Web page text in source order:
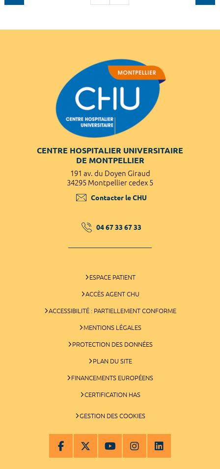
CENTRE HOSPITALIER UNIVERSITAIRE
DE MONTPELLIER
191 av. du Doyen Giraud
34295 Montpellier cedex 5
Contacter le CHU
04 67 33 67 33
ESPACE PATIENT
ACCÈS AGENT CHU
ACCESSIBILITÉ : PARTIELLEMENT CONFORME
MENTIONS LÉGALES
PROTECTION DES DONNÉES
PLAN DU SITE
FINANCEMENTS EUROPÉENS
CERTIFICATION HAS
GESTION DES COOKIES